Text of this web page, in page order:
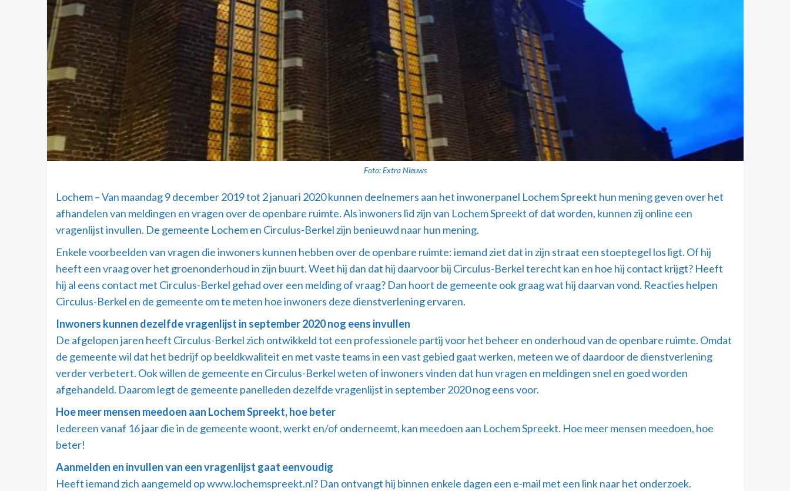
Foto: Extra Nieuws
Lochem – Van maandag 9 december 2019 tot 2 januari 2020 kunnen deelnemers aan het inwonerpanel Lochem Spreekt hun mening geven over het
afhandelen van meldingen en vragen over de openbare ruimte. Als inwoners lid zijn van Lochem Spreekt of dat worden, kunnen zij online een
vragenlijst invullen. De gemeente Lochem en Circulus-Berkel zijn benieuwd naar hun mening.
Enkele voorbeelden van vragen die inwoners kunnen hebben over de openbare ruimte: iemand ziet dat in zijn straat een stoeptegel los ligt. Of hij
heeft een vraag over het groenonderhoud in zijn buurt. Weet hij dan dat hij daarvoor bij Circulus-Berkel terecht kan en hoe hij contact krijgt? Heeft
hij al eens contact met Circulus-Berkel gehad over een melding of vraag? Dan hoort de gemeente ook graag wat hij daarvan vond. Reacties helpen
Circulus-Berkel en de gemeente om te meten hoe inwoners deze dienstverlening ervaren.
Inwoners kunnen dezelfde vragenlijst in september 2020 nog eens invullen
De afgelopen jaren heeft Circulus-Berkel zich ontwikkeld tot een professionele partij voor het beheer en onderhoud van de openbare ruimte. Omdat
de gemeente wil dat het bedrijf op beeldkwaliteit en met vaste teams in een vast gebied gaat werken, meteen we of daardoor de dienstverlening
verder verbetert. Ook willen de gemeente en Circulus-Berkel weten of inwoners vinden dat hun vragen en meldingen snel en goed worden
afgehandeld. Daarom legt de gemeente panelleden dezelfde vragenlijst in september 2020 nog eens voor.
Hoe meer mensen meedoen aan Lochem Spreekt, hoe beter
Iedereen vanaf 16 jaar die in de gemeente woont, werkt en/of onderneemt, kan meedoen aan Lochem Spreekt. Hoe meer mensen meedoen, hoe
beter!
Aanmelden en invullen van een vragenlijst gaat eenvoudig
Heeft iemand zich aangemeld op www.lochemspreekt.nl? Dan ontvangt hij binnen enkele dagen een e-mail met een link naar het onderzoek.